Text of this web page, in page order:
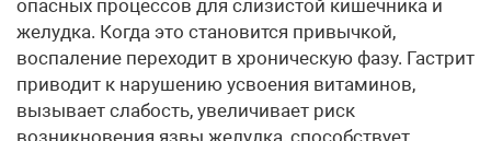
опасных процессов для слизистой кишечника и
желудка. Когда это становится привычкой,
воспаление переходит в хроническую фазу. Гастрит
приводит к нарушению усвоения витаминов,
вызывает слабость, увеличивает риск
возникновения язвы желудка, способствует